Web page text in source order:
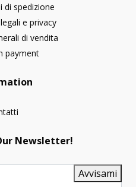
di spedizione
e privacy
di vendita
payment
Newsletter!
Avvisami